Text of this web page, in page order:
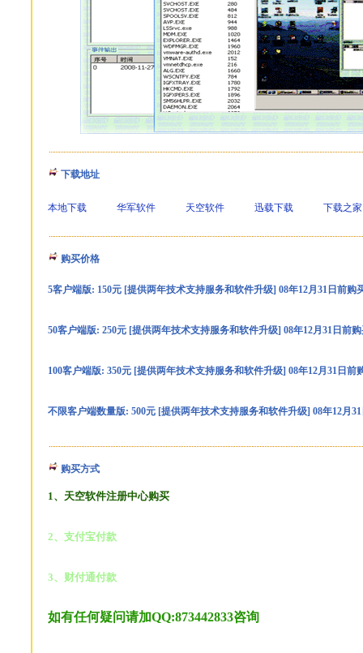
下载地址
本地下载 华军软件 天空软件 迅载下载 下载之家
购买价格
5客户端版: 150元 [提供两年技术支持服务和软件升级] 08年12月31日前购
50客户端版: 250元 [提供两年技术支持服务和软件升级] 08年12月31日前
100客户端版: 350元 [提供两年技术支持服务和软件升级] 08年12月31日前
不限客户端数量版: 500元 [提供两年技术支持服务和软件升级] 08年12月
购买方式
1、天空软件注册中心购买
2、支付宝付款
3、财付通付款
如有任何疑问请加QQ:873442833咨询